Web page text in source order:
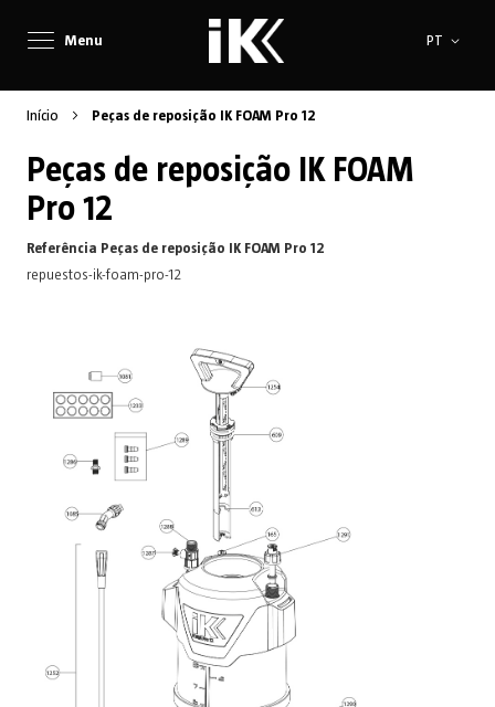
Menu Idioma
PT
Início Peças de reposição IK FOAM Pro 12
Peças de reposição IK FOAM
Pro 12
Referência Peças de reposição IK FOAM Pro 12
repuestos-ik-foam-pro-12